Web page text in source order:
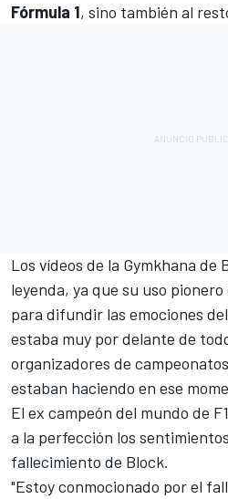
Fórmula 1, sino también al
Los vídeos de la Gymkhana
leyenda, ya que su uso
para difundir las emociones
estaba muy por delante de
organizadores de
estaban haciendo en ese
El ex campeón del mundo de F1
a la perfección los
fallecimiento de Block.
"Estoy conmocionado por el